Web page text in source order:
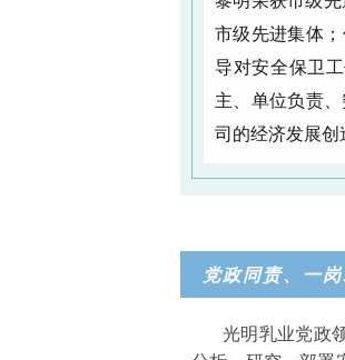
市级先进集体
导对安全保卫
主、单位负责
司的经济发展
党政同责、一
光明乳业党政